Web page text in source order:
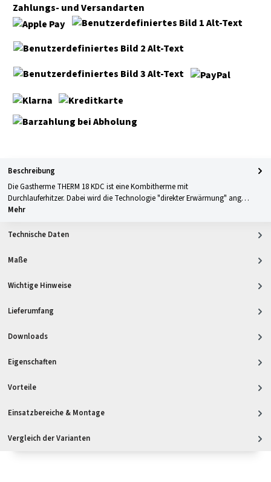
Zahlungs- und Versandarten
Klarna
UPS Versand
Selbstabholung
Beschreibung
Die Gastherme THERM 18 KDC ist eine Kombitherme mit
Durchlauferhitzer. Dabei wird die Technologie "direkter Erwärmung" ang…
Mehr
Technische Daten
Maße
Wichtige Hinweise
Lieferumfang
Downloads
Eigenschaften
Vorteile
Einsatzbereiche & Montage
Vergleich der Varianten